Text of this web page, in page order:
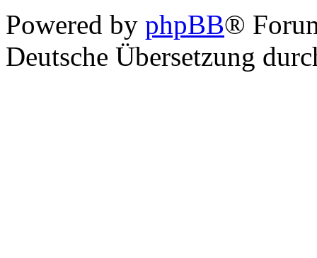
Powered by phpBB®
Deutsche Übersetzung